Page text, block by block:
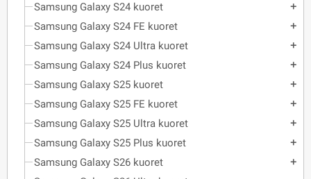
Samsung Galaxy S24 kuoret add
Samsung Galaxy S24 FE kuoret add
Samsung Galaxy S24 Ultra kuoret add
Samsung Galaxy S24 Plus kuoret add
Samsung Galaxy S25 kuoret add
Samsung Galaxy S25 FE kuoret add
Samsung Galaxy S25 Ultra kuoret add
Samsung Galaxy S25 Plus kuoret add
Samsung Galaxy S26 kuoret add